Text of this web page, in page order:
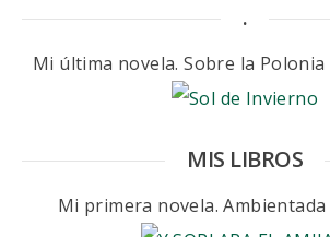
.
Mi última novela. Sobre la Polonia
MIS LIBROS
Mi primera novela. Ambientada